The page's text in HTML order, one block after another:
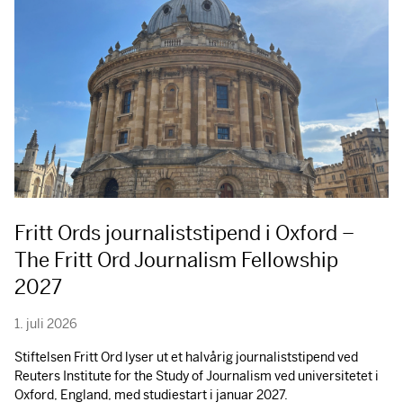
Fritt Ords journaliststipend i Oxford –
The Fritt Ord Journalism Fellowship
2027
1. juli 2026
Stiftelsen Fritt Ord lyser ut et halvårig journaliststipend ved
Reuters Institute for the Study of Journalism ved universitetet i
Oxford, England, med studiestart i januar 2027.